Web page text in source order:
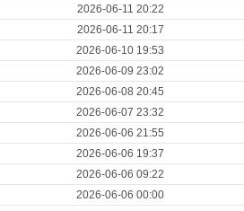
2026-06-11 20:22
2026-06-11 20:17
2026-06-10 19:53
2026-06-09 23:02
2026-06-08 20:45
2026-06-07 23:32
2026-06-06 21:55
2026-06-06 19:37
2026-06-06 09:22
2026-06-06 00:00